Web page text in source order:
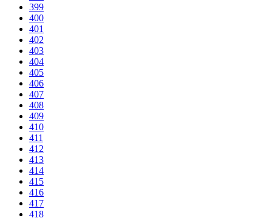
399
400
401
402
403
404
405
406
407
408
409
410
411
412
413
414
415
416
417
418